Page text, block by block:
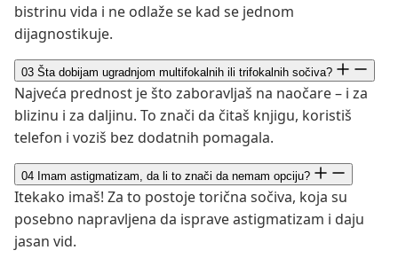
bistrinu vida i ne odlaže se kad se jednom
dijagnostikuje.
03 Šta dobijam ugradnjom multifokalnih ili trifokalnih sočiva?
Najveća prednost je što zaboravljaš na naočare – i za
blizinu i za daljinu. To znači da čitaš knjigu, koristiš
telefon i voziš bez dodatnih pomagala.
04 Imam astigmatizam, da li to znači da nemam opciju?
Itekako imaš! Za to postoje torična sočiva, koja su
posebno napravljena da isprave astigmatizam i daju
jasan vid.